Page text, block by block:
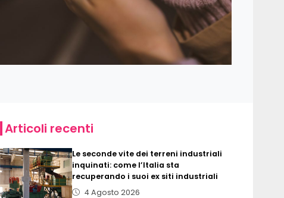
Articoli recenti
Le seconde vite dei terreni industriali
inquinati: come l’Italia sta
recuperando i suoi ex siti industriali
4 Agosto 2026